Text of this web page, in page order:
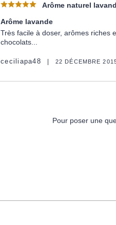
Arôme naturel
Arôme lavande
Très facile à doser, arômes riches
chocolats...
ceciliapa48 22 DÉCEMBRE
Pour poser une